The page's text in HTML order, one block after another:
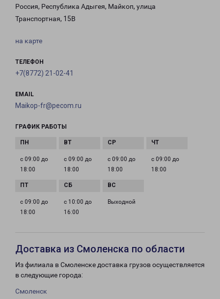
Россия, Республика Адыгея, Майкоп, улица
Транспортная, 15В
на карте
ТЕЛЕФОН
+7(8772) 21-02-41
EMAIL
Maikop-fr@pecom.ru
ГРАФИК РАБОТЫ
с 09:00 до
18:00
с 09:00 до
18:00
с 09:00 до
18:00
с 09:00 до
18:00
с 09:00 до
18:00
с 10:00 до
16:00
Выходной
Доставка из Смоленска по области
Из филиала в Смоленске доставка грузов осуществляется
в следующие города:
Смоленск